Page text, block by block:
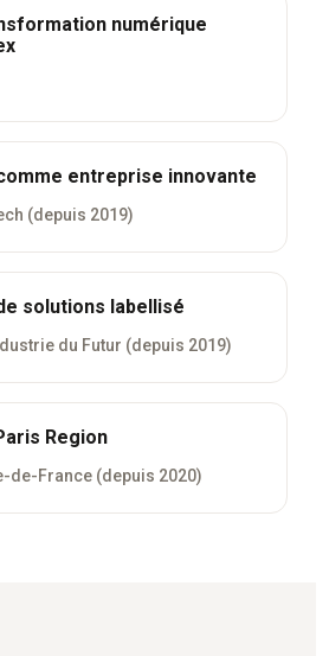
numérique
entreprise innovante
(depuis 2019)
solutions labellisé
du Futur (depuis 2019)
Region
de-France (depuis 2020)